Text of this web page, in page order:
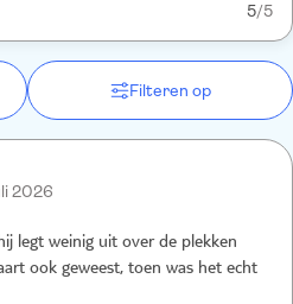
5/5
Filteren op
2026
legt weinig uit over de plekken
ook geweest, toen was het echt